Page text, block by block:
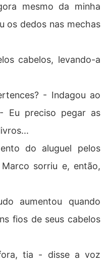
mesmo da minha
os dedos nas mechas
cabelos, levando-a
- Indagou ao
Eu preciso pegar as
do aluguel pelos
sorriu e, então,
aumentou quando
fios de seus cabelos
tia - disse a voz